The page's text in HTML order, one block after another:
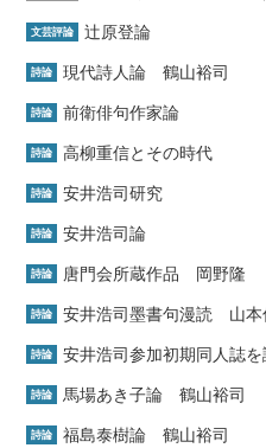
文芸評論 辻原登論
詩論 現代詩人論 鶴山裕司
詩論 前衛俳句作家論
詩論 高柳重信とその時代
詩論 安井浩司研究
詩論 安井浩司論
詩論 唐門会所蔵作品 岡野隆
詩論 安井浩司墨書句漫読 山本
詩論 安井浩司参加初期同人誌
詩論 馬場あき子論 鶴山裕司
詩論 福島泰樹論 鶴山裕司